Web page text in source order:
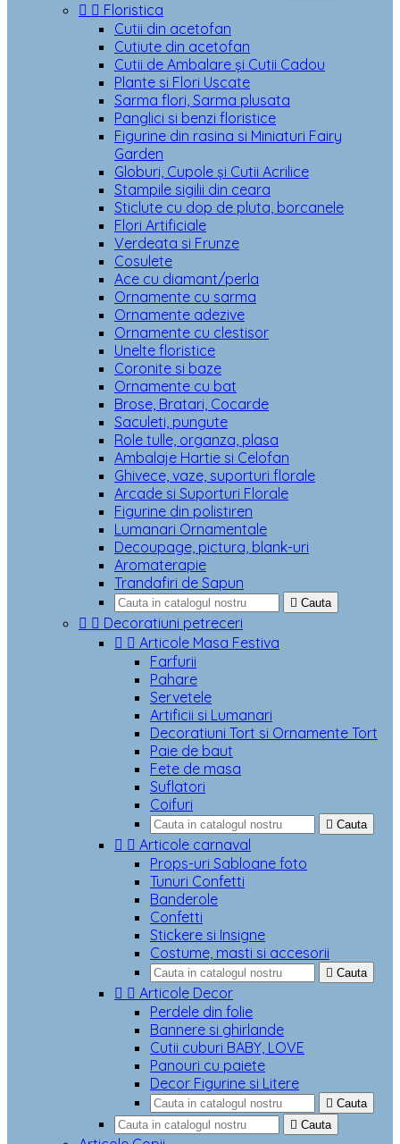
  Floristica
Cutii din acetofan
Cutiute din acetofan
Cutii de Ambalare și Cutii Cadou
Plante si Flori Uscate
Sarma flori, Sarma plusata
Panglici si benzi floristice
Figurine din rasina si Miniaturi Fairy
Garden
Globuri, Cupole și Cutii Acrilice
Stampile sigilii din ceara
Sticlute cu dop de pluta, borcanele
Flori Artificiale
Verdeata si Frunze
Cosulete
Ace cu diamant/perla
Ornamente cu sarma
Ornamente adezive
Ornamente cu clestisor
Unelte floristice
Coronite si baze
Ornamente cu bat
Brose, Bratari, Cocarde
Saculeti, pungute
Role tulle, organza, plasa
Ambalaje Hartie si Celofan
Ghivece, vaze, suporturi florale
Arcade si Suporturi Florale
Figurine din polistiren
Lumanari Ornamentale
Decoupage, pictura, blank-uri
Aromaterapie
Trandafiri de Sapun
 Cauta
  Decoratiuni petreceri
  Articole Masa Festiva
Farfurii
Pahare
Servetele
Artificii si Lumanari
Decoratiuni Tort si Ornamente Tort
Paie de baut
Fete de masa
Suflatori
Coifuri
 Cauta
  Articole carnaval
Props-uri Sabloane foto
Tunuri Confetti
Banderole
Confetti
Stickere si Insigne
Costume, masti si accesorii
 Cauta
  Articole Decor
Perdele din folie
Bannere si ghirlande
Cutii cuburi BABY, LOVE
Panouri cu paiete
Decor Figurine si Litere
 Cauta
 Cauta